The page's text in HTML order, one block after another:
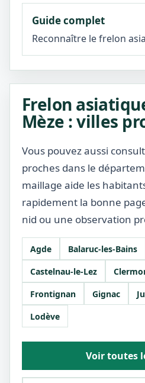
Guide complet
Reconnaître le frelon
Frelon
Mèze : villes
Vous pouvez aussi
proches dans le
maillage aide les
rapidement la bonne
nid ou une observation
Agde Balaruc-les-Bains
Castelnau-le-Lez
Frontignan
Gignac
Lodève
Voir toutes